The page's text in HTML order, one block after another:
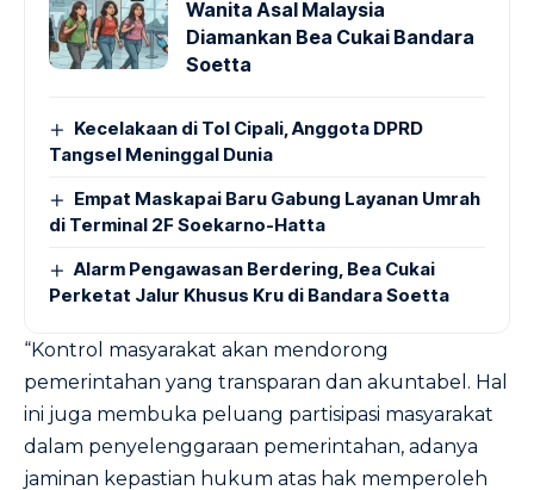
Wanita Asal Malaysia
Diamankan Bea Cukai Bandara
Soetta
Kecelakaan di Tol Cipali, Anggota DPRD
Tangsel Meninggal Dunia
Empat Maskapai Baru Gabung Layanan Umrah
di Terminal 2F Soekarno-Hatta
Alarm Pengawasan Berdering, Bea Cukai
Perketat Jalur Khusus Kru di Bandara Soetta
“Kontrol masyarakat akan mendorong
pemerintahan yang transparan dan akuntabel. Hal
ini juga membuka peluang partisipasi masyarakat
dalam penyelenggaraan pemerintahan, adanya
jaminan kepastian hukum atas hak memperoleh